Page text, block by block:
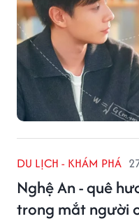
DU LỊCH - KHÁM PHÁ
Nghệ An - quê
trong mắt người